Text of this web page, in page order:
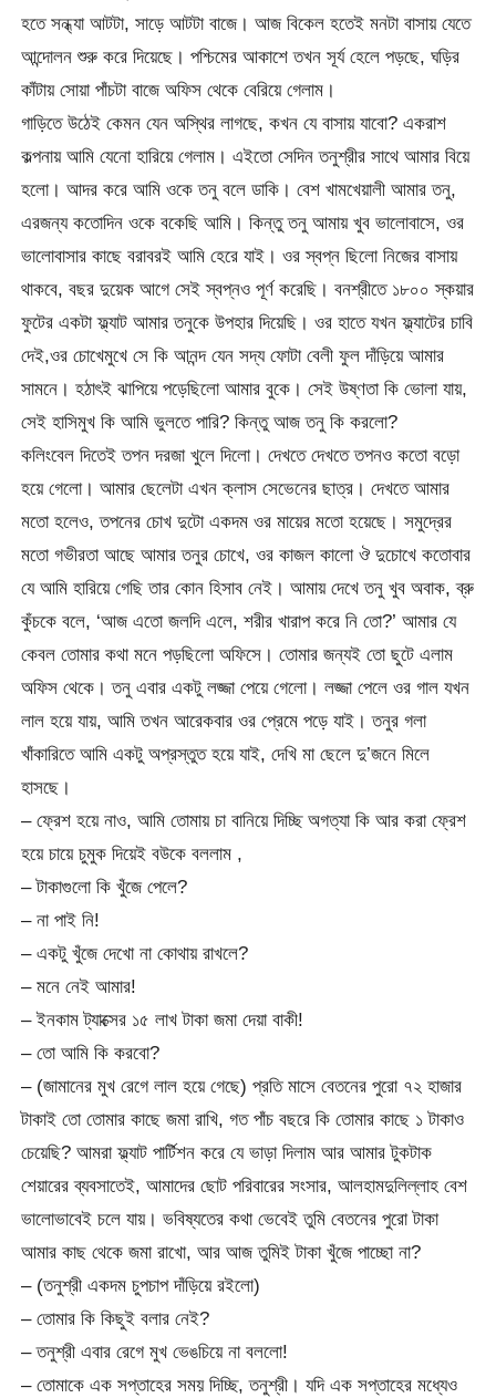
হতে সন্ধ্যা আটটা, সাড়ে আটটা বাজে। আজ বিকেল হতেই মনটা বাসায় যেতে
আন্দোলন শুরু করে দিয়েছে। পশ্চিমের আকাশে তখন সূর্য হেলে পড়ছে, ঘড়ির
কাঁটায় সোয়া পাঁচটা বাজে অফিস থেকে বেরিয়ে গেলাম।
গাড়িতে উঠেই কেমন যেন অস্থির লাগছে, কখন যে বাসায় যাবো? একরাশ
কল্পনায় আমি যেনো হারিয়ে গেলাম। এইতো সেদিন তনুশ্রীর সাথে আমার বিয়ে
হলো। আদর করে আমি ওকে তনু বলে ডাকি। বেশ খামখেয়ালী আমার তনু,
এরজন্য কতোদিন ওকে বকেছি আমি। কিন্তু তনু আমায় খুব ভালোবাসে, ওর
ভালোবাসার কাছে বরাবরই আমি হেরে যাই। ওর স্বপ্ন ছিলো নিজের বাসায়
থাকবে, বছর দুয়েক আগে সেই স্বপ্নও পূর্ণ করেছি। বনশ্রীতে ১৮০০ স্কয়ার
ফুটের একটা ফ্ল্যাট আমার তনুকে উপহার দিয়েছি। ওর হাতে যখন ফ্ল্যাটের চাবি
দেই,ওর চোখেমুখে সে কি আনন্দ যেন সদ্য ফোটা বেলী ফুল দাঁড়িয়ে আমার
সামনে। হঠাৎই ঝাপিয়ে পড়েছিলো আমার বুকে। সেই উষ্ণতা কি ভোলা যায়,
সেই হাসিমুখ কি আমি ভুলতে পারি? কিন্তু আজ তনু কি করলো?
কলিংবেল দিতেই তপন দরজা খুলে দিলো। দেখতে দেখতে তপনও কতো বড়ো
হয়ে গেলো। আমার ছেলেটা এখন ক্লাস সেভেনের ছাত্র। দেখতে আমার
মতো হলেও, তপনের চোখ দুটো একদম ওর মায়ের মতো হয়েছে। সমুদ্রের
মতো গভীরতা আছে আমার তনুর চোখে, ওর কাজল কালো ঔ দুচোখে কতোবার
যে আমি হারিয়ে গেছি তার কোন হিসাব নেই। আমায় দেখে তনু খুব অবাক, ব্রু
কুঁচকে বলে, ‘আজ এতো জলদি এলে, শরীর খারাপ করে নি তো?’ আমার যে
কেবল তোমার কথা মনে পড়ছিলো অফিসে। তোমার জন্যই তো ছুটে এলাম
অফিস থেকে। তনু এবার একটু লজ্জা পেয়ে গেলো। লজ্জা পেলে ওর গাল যখন
লাল হয়ে যায়, আমি তখন আরেকবার ওর প্রেমে পড়ে যাই। তনুর গলা
খাঁকারিতে আমি একটু অপ্রস্তুত হয়ে যাই, দেখি মা ছেলে দু’জনে মিলে
হাসছে।
– ফ্রেশ হয়ে নাও, আমি তোমায় চা বানিয়ে দিচ্ছি অগত্যা কি আর করা ফ্রেশ
হয়ে চায়ে চুমুক দিয়েই বউকে বললাম ,
– টাকাগুলো কি খুঁজে পেলে?
– না পাই নি!
– একটু খুঁজে দেখো না কোথায় রাখলে?
– মনে নেই আমার!
– ইনকাম ট্যাক্সের ১৫ লাখ টাকা জমা দেয়া বাকী!
– তো আমি কি করবো?
– (জামানের মুখ রেগে লাল হয়ে গেছে) প্রতি মাসে বেতনের পুরো ৭২ হাজার
টাকাই তো তোমার কাছে জমা রাখি, গত পাঁচ বছরে কি তোমার কাছে ১ টাকাও
চেয়েছি? আমরা ফ্ল্যাট পার্টিশন করে যে ভাড়া দিলাম আর আমার টুকটাক
শেয়ারের ব্যবসাতেই, আমাদের ছোট পরিবারের সংসার, আলহামদুলিল্লাহ বেশ
ভালোভাবেই চলে যায়। ভবিষ্যতের কথা ভেবেই তুমি বেতনের পুরো টাকা
আমার কাছ থেকে জমা রাখো, আর আজ তুমিই টাকা খুঁজে পাচ্ছো না?
– (তনুশ্রী একদম চুপচাপ দাঁড়িয়ে রইলো)
– তোমার কি কিছুই বলার নেই?
– তনুশ্রী এবার রেগে মুখ ভেঙচিয়ে না বললো!
– তোমাকে এক সপ্তাহের সময় দিচ্ছি, তনুশ্রী। যদি এক সপ্তাহের মধ্যেও